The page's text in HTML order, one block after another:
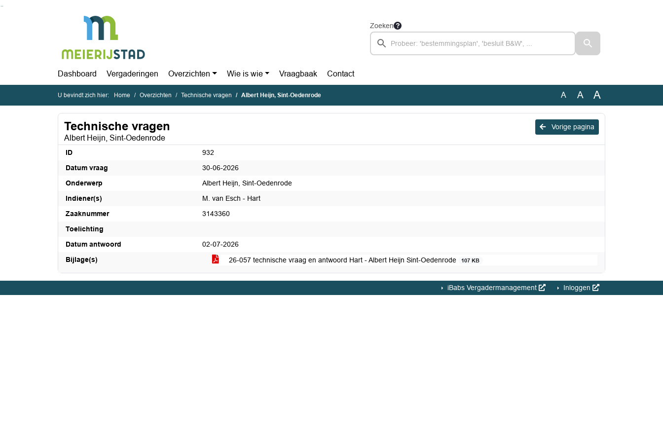
Zoeken
Dashboard Vergaderingen Overzichten Wie is wie Vraagbaak Contact
U bevindt zich hier: Home Overzichten Technische vragen Albert Heijn, Sint-Oedenrode A A A
Vorige pagina
Technische vragen
Albert Heijn, Sint-Oedenrode
ID
932
Datum vraag
30-06-2026
Onderwerp
Albert Heijn, Sint-Oedenrode
Indiener(s)
M. van Esch - Hart
Zaaknummer
3143360
Toelichting
Datum antwoord
02-07-2026
Bijlage(s)
26-057 technische vraag en antwoord Hart - Albert Heijn Sint-Oedenrode 107 KB
iBabs Vergadermanagement Inloggen